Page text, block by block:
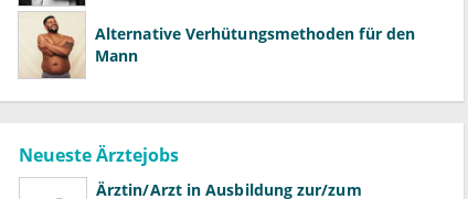
Alternative Verhütungsmethoden für den
Mann
Neueste Ärztejobs
Ärztin/Arzt in Ausbildung zur/zum